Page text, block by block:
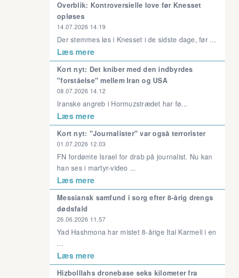
Overblik: Kontroversielle love før Knesset
opløses
14.07.2026 14.19
Der stemmes løs i Knesset i de sidste dage, før ...
Læs mere
Kort nyt: Det kniber med den indbyrdes
"forståelse" mellem Iran og USA
08.07.2026 14.12
Iranske angreb i Hormuzstrædet har fø...
Læs mere
Kort nyt: "Journalister" var også terrorister
01.07.2026 12.03
FN fordømte Israel for drab på journalist. Nu kan
han ses i martyr-video ...
Læs mere
Messiansk samfund i sorg efter 8-årig drengs
dødsfald
26.06.2026 11.57
Yad Hashmona har mistet 8-årige Itai Karmeli i en
...
Læs mere
Hizbolllahs dronebase seks kilometer fra